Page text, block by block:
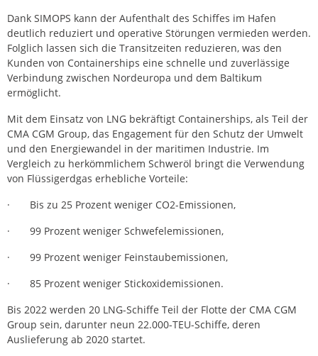
Dank SIMOPS kann der Aufenthalt des Schiffes im Hafen
deutlich reduziert und operative Störungen vermieden werden.
Folglich lassen sich die Transitzeiten reduzieren, was den
Kunden von Containerships eine schnelle und zuverlässige
Verbindung zwischen Nordeuropa und dem Baltikum
ermöglicht.
Mit dem Einsatz von LNG bekräftigt Containerships, als Teil der
CMA CGM Group, das Engagement für den Schutz der Umwelt
und den Energiewandel in der maritimen Industrie. Im
Vergleich zu herkömmlichem Schweröl bringt die Verwendung
von Flüssigerdgas erhebliche Vorteile:
· Bis zu 25 Prozent weniger CO2-Emissionen,
· 99 Prozent weniger Schwefelemissionen,
· 99 Prozent weniger Feinstaubemissionen,
· 85 Prozent weniger Stickoxidemissionen.
Bis 2022 werden 20 LNG-Schiffe Teil der Flotte der CMA CGM
Group sein, darunter neun 22.000-TEU-Schiffe, deren
Auslieferung ab 2020 startet.